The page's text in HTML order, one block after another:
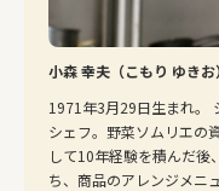
小森 幸夫（こもり ゆきお）
1971年3月29日生まれ。
シェフ。野菜ソムリエの
して10年経験を積んだ後
ち、商品のアレンジメニ